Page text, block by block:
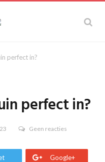
perfect in?
perfect in?
Geen reacties
Google+